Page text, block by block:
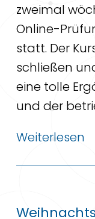
zweimal
Online-
statt. Der
schließen
eine tolle
und der
Weiterlesen